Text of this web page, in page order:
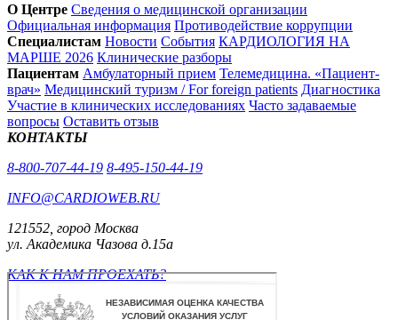
О Центре Сведения о медицинской организации
Официальная информация Противодействие коррупции
Специалистам Новости События КАРДИОЛОГИЯ НА
МАРШЕ 2026 Клинические разборы
Пациентам Амбулаторный прием Телемедицина. «Пациент-
врач» Медицинский туризм / For foreign patients Диагностика
Участие в клинических исследованиях Часто задаваемые
вопросы Оставить отзыв
КОНТАКТЫ
8-800-707-44-19 8-495-150-44-19
INFO@CARDIOWEB.RU
121552, город Москва
ул. Академика Чазова д.15а
КАК К НАМ ПРОЕХАТЬ?